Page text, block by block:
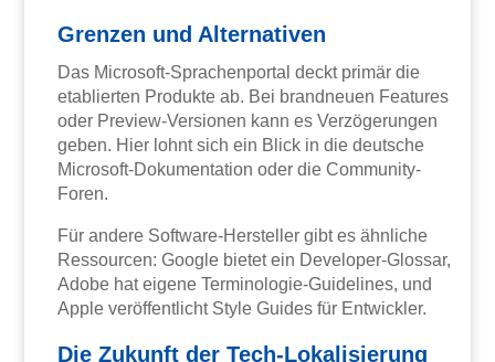
Grenzen und Alternativen
Das Microsoft-Sprachenportal deckt primär die
etablierten Produkte ab. Bei brandneuen Features
oder Preview-Versionen kann es Verzögerungen
geben. Hier lohnt sich ein Blick in die deutsche
Microsoft-Dokumentation oder die Community-
Foren.
Für andere Software-Hersteller gibt es ähnliche
Ressourcen: Google bietet ein Developer-Glossar,
Adobe hat eigene Terminologie-Guidelines, und
Apple veröffentlicht Style Guides für Entwickler.
Die Zukunft der Tech-Lokalisierung